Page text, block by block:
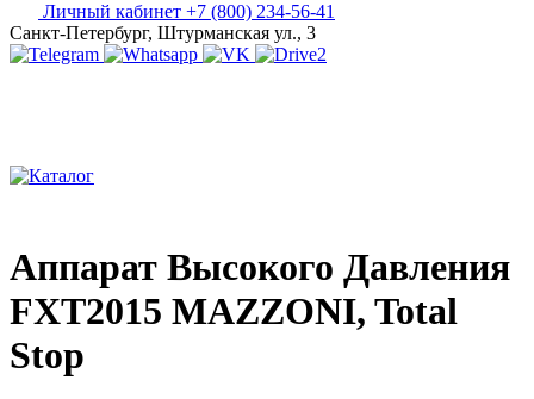
Личный кабинет +7 (800) 234-56-41
Санкт-Петербург, Штурманская ул., 3
Аппарат Высокого Давления
FXT2015 MAZZONI, Total
Stop